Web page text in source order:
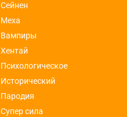
Сейнен
Меха
Вампиры
Хентай
Психологическое
Исторический
Пародия
Супер сила